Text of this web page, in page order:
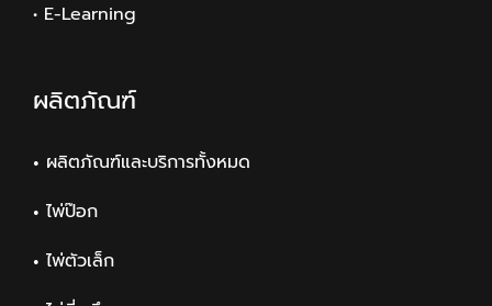
• E-Learning
ผลิตภัณฑ์
ผลิตภัณฑ์และบริการทั้งหมด
ไพ่ป๊อก
ไพ่ตัวเล็ก